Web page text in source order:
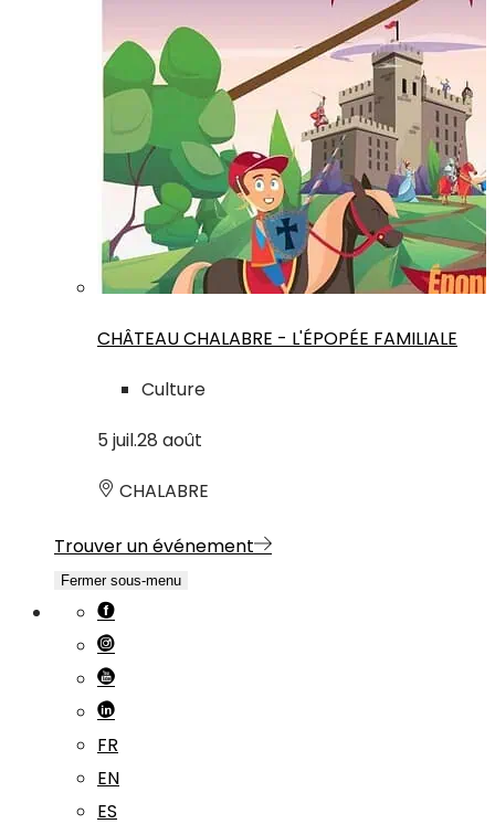
CHÂTEAU CHALABRE - L'ÉPOPÉE FAMILIALE
Culture
5 juil.28 août
CHALABRE
Trouver un événement
Fermer sous-menu
FR
EN
ES